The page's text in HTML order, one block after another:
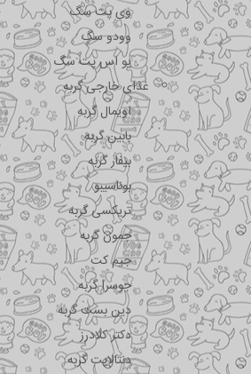
وی پت سگ
وودو سگ
یو اس پت سگ
غذای خارجی گربه
اویمال گربه
بابین گربه
بیفار گربه
بوناسیبو
تریکسی گربه
جمون گربه
جیم کت
جوسرا گربه
دین بست گربه
دکتر کلادرز
دنتالایت گربه